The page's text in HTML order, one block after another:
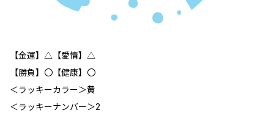
【金運】△【愛情】△
【勝負】〇【健康】〇
＜ラッキーカラー＞黄
＜ラッキーナンバー＞2